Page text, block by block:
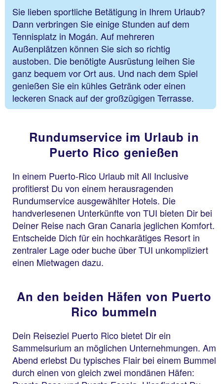
Sie lieben sportliche Betätigung in Ihrem Urlaub?
Dann verbringen Sie einige Stunden auf dem
Tennisplatz in Mogán. Auf mehreren
Außenplätzen können Sie sich so richtig
austoben. Die benötigte Ausrüstung leihen Sie
ganz bequem vor Ort aus. Und nach dem Spiel
genießen Sie ein kühles Getränk oder einen
leckeren Snack auf der großzügigen Terrasse.
Rundumservice im Urlaub in
Puerto Rico genießen
In einem Puerto-Rico Urlaub mit All Inclusive
profitierst Du von einem herausragenden
Rundumservice ausgewählter Hotels. Die
handverlesenen Unterkünfte von TUI bieten Dir bei
Deiner Reise nach Gran Canaria jeglichen Komfort.
Entscheide Dich für ein hochkarätiges Resort in
zentraler Lage oder buche über TUI unkompliziert
einen Mietwagen dazu.
An den beiden Häfen von Puerto
Rico bummeln
Dein Reiseziel Puerto Rico bietet Dir ein
Sammelsurium an möglichen Unternehmungen. Am
Abend erlebst Du typisches Flair bei einem Bummel
durch einen von gleich zwei mondänen Häfen: